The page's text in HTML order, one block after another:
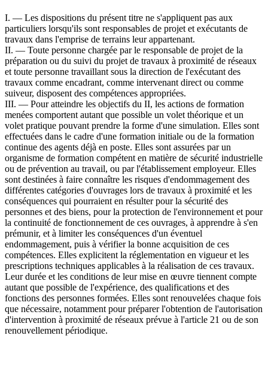
I. ― Les dispositions du présent titre ne s'appliquent pas aux
particuliers lorsqu'ils sont responsables de projet et exécutants de
travaux dans l'emprise de terrains leur appartenant.
II. ― Toute personne chargée par le responsable de projet de la
préparation ou du suivi du projet de travaux à proximité de réseaux
et toute personne travaillant sous la direction de l'exécutant des
travaux comme encadrant, comme intervenant direct ou comme
suiveur, disposent des compétences appropriées.
III. ― Pour atteindre les objectifs du II, les actions de formation
menées comportent autant que possible un volet théorique et un
volet pratique pouvant prendre la forme d'une simulation. Elles sont
effectuées dans le cadre d'une formation initiale ou de la formation
continue des agents déjà en poste. Elles sont assurées par un
organisme de formation compétent en matière de sécurité industrielle
ou de prévention au travail, ou par l'établissement employeur. Elles
sont destinées à faire connaître les risques d'endommagement des
différentes catégories d'ouvrages lors de travaux à proximité et les
conséquences qui pourraient en résulter pour la sécurité des
personnes et des biens, pour la protection de l'environnement et pour
la continuité de fonctionnement de ces ouvrages, à apprendre à s'en
prémunir, et à limiter les conséquences d'un éventuel
endommagement, puis à vérifier la bonne acquisition de ces
compétences. Elles explicitent la réglementation en vigueur et les
prescriptions techniques applicables à la réalisation de ces travaux.
Leur durée et les conditions de leur mise en œuvre tiennent compte
autant que possible de l'expérience, des qualifications et des
fonctions des personnes formées. Elles sont renouvelées chaque fois
que nécessaire, notamment pour préparer l'obtention de l'autorisation
d'intervention à proximité de réseaux prévue à l'article 21 ou de son
renouvellement périodique.